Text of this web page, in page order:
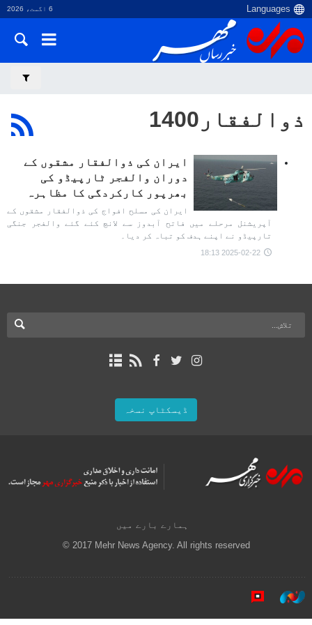
6 اگست، 2026
ذوالفقار1400
ایران کی ذوالفقار مشقوں کے
دوران والفجر ٹارپیڈو کی
بھرپور کارکردگی کا مظاہرہ
ایران کی مسلح افواج کی ذوالفقار مشقوں کے
آپریشنل مرحلے میں فاتح آبدوز سے لانچ کئے گئے والفجر جنگی
تارپیڈو نے اپنے ہدف کو تباہ کر دیا۔
2025-02-22 18:13
ڈیسکٹاپ نسخہ
ہمارے بارے میں
© 2017 Mehr News Agency. All rights reserved